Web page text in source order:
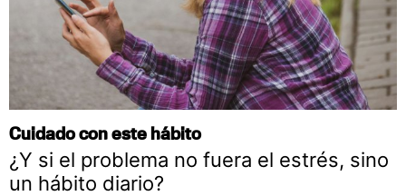
Cuidado con este hábito
¿Y si el problema no fuera el estrés, sino
un hábito diario?